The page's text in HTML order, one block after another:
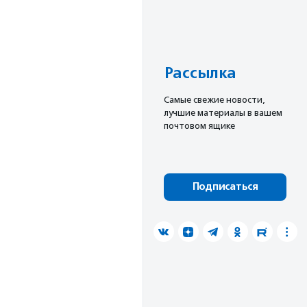
Рассылка
Cамые свежие новости,
лучшие материалы в вашем
почтовом ящике
Подписаться